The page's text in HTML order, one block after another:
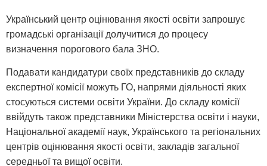
Український центр оцінювання якості освіти запрошує
громадські організації долучитися до процесу
визначення порогового бала ЗНО.
Подавати кандидатури своїх представників до складу
експертної комісії можуть ГО, напрями діяльності яких
стосуються системи освіти України. До складу комісії
ввійдуть також представники Міністерства освіти і науки,
Національної академії наук, Українського та регіональних
центрів оцінювання якості освіти, закладів загальної
середньої та вищої освіти.